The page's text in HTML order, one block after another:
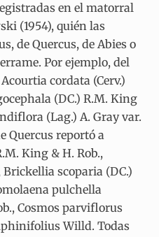
en el matorral
(1954), quién las
de Quercus, de Abies o
Por ejemplo, del
cordata (Cerv.)
(DC.) R.M. King
(Lag.) A. Gray var.
Quercus reportó a
King & H. Rob.,
Brickellia scoparia (DC.)
pulchella
Cosmos parviflorus
Willd. Todas